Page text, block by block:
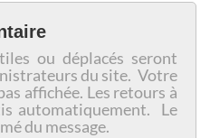
ou déplacés seront
du site. Votre
affichée. Les retours à
automatiquement. Le
du message.